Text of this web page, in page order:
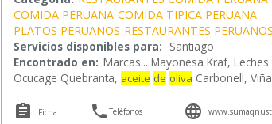
COMIDA PERUANA COMIDA TIPICA PERUANA
PLATOS PERUANOS RESTAURANTES PERUANOS
Servicios disponibles para: Santiago
Encontrado en: Marcas... Mayonesa Kraf, Leches
Ocucage Quebranta, aceite de oliva Carbonell,
 Ficha Teléfonos 